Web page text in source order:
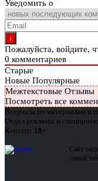
Уведомить о
Пожалуйста, войдите,
0 комментариев
Старые
Новые Популярные
Межтекстовые Отзывы
Посмотреть все
Вопросы по материалам и
Отдел рекламы и
Контент 18+
Сайт
самой